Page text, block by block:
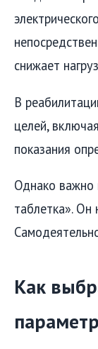
снижает
В
целей,
показания
Однако важно
таблетка». Он
Как